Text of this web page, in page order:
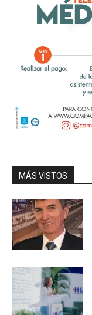
MÁS VISTOS